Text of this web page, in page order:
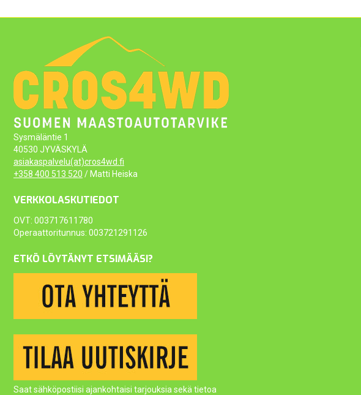
Sysmäläntie 1
40530 JYVÄSKYLÄ
asiakaspalvelu(at)cros4wd.fi
+358 400 513 520 / Matti Heiska
VERKKOLASKUTIEDOT
OVT: 003717611780
Operaattoritunnus: 003721291126
ETKÖ LÖYTÄNYT ETSIMÄÄSI?
Saat sähköpostiisi ajankohtaisi tarjouksia sekä tietoa